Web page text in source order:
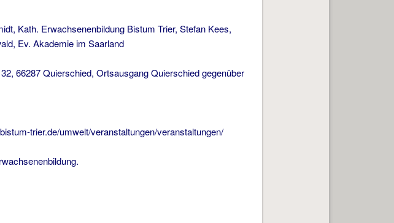
Kath. Erwachsenenbildung Bistum Trier, Stefan Kees,
Ev. Akademie im Saarland
66287 Quierschied, Ortsausgang Quierschied gegenüber
trier.de/umwelt/veranstaltungen/veranstaltungen/